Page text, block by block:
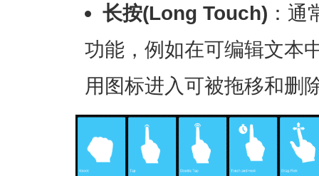
长按(Long Touch) ：
功能，例如在可编辑文本
用图标进入可被拖移和删